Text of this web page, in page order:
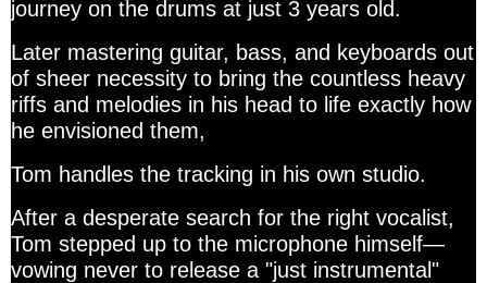
journey on the drums at just 3 years old.
Later mastering guitar, bass, and keyboards out
of sheer necessity to bring the countless heavy
riffs and melodies in his head to life exactly how
he envisioned them,
Tom handles the tracking in his own studio.
After a desperate search for the right vocalist,
Tom stepped up to the microphone himself—
vowing never to release a "just instrumental"